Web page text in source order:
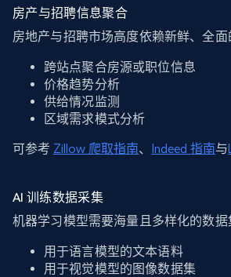
房产与招聘信息聚合
房地产与招聘市场高度依赖新鲜、全面
跨站点聚合房源或职位信息
价格趋势分析
供给情况监测
区域需求模式分析
可参考 Zillow 爬取指南、 Indeed 指南与
AI 训练数据采集
机器学习模型需要海量且多样化的数据
用于语言模型的文本语料
用于视觉模型的图像数据集